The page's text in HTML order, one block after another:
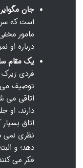
جان
است که
مامور
درباره او
یک مقام
فردی
توصیف می
دارند، او
اتاق
نظری نمی
دهد؛ و
فکر می